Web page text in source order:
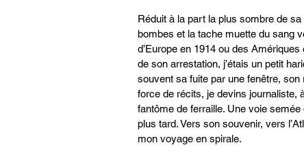
Réduit à la part la plus sombre de
bombes et la tache muette du sang
d’Europe en 1914 ou des
de son arrestation, j’étais un petit
souvent sa fuite par une fenêtre,
force de récits, je devins journaliste,
fantôme de ferraille. Une voie
plus tard. Vers son souvenir, vers
mon voyage en spirale.